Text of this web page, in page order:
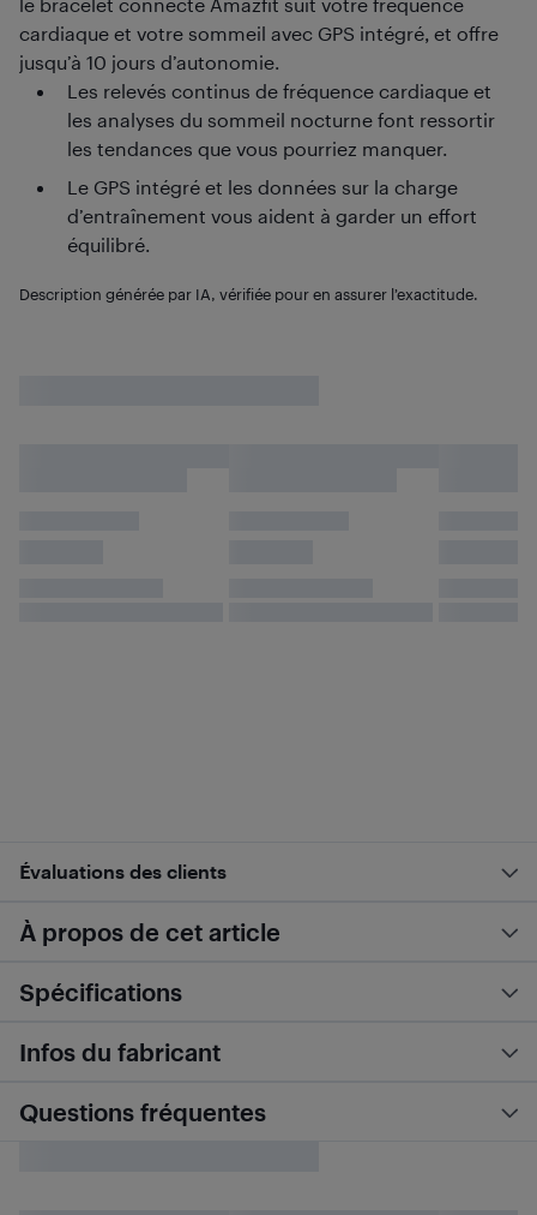
cardiaque et votre sommeil avec GPS intégré, et offre
jusqu’à 10 jours d’autonomie.
Les relevés continus de fréquence cardiaque et
les analyses du sommeil nocturne font ressortir
les tendances que vous pourriez manquer.
Le GPS intégré et les données sur la charge
d’entraînement vous aident à garder un effort
équilibré.
Description générée par IA, vérifiée pour en assurer l’exactitude.
Évaluations des clients
À propos de cet article
Spécifications
Infos du fabricant
Questions fréquentes